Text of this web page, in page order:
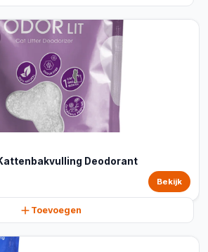
Deodorant
Bekijk
Toevoegen